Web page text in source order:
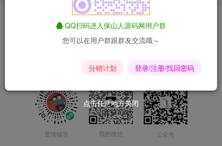
匿名短信 昆荣君短剧 昆荣君导航
Copyright © 2024-2025 滇ICP备2023015167号-2
爱情辅导 我的微信 公众号
点击任意地方关闭
点击任意地方关闭
QQ扫码进入保山人源码网用户群
您可以在用户群跟群友交流哦～
分销计划 登录/注册/找回密码